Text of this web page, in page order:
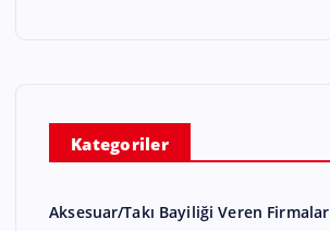
Kategoriler
Aksesuar/Takı Bayiliği Veren Firmalar